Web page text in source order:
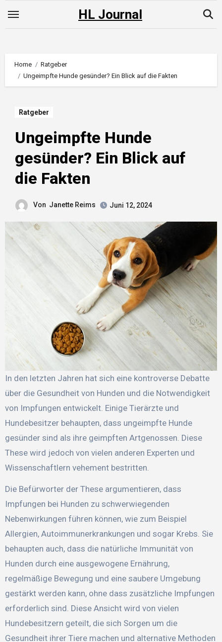
HL Journal
Home
Ratgeber
Ungeimpfte Hunde gesünder? Ein Blick auf die Fakten
Ratgeber
Ungeimpfte Hunde
gesünder? Ein Blick auf
die Fakten
Von Janette Reims Juni 12, 2024
In den letzten Jahren hat sich eine kontroverse Debatte
über die Gesundheit von Hunden und die Notwendigkeit
von Impfungen entwickelt. Einige Tierärzte und
Hundebesitzer behaupten, dass ungeimpfte Hunde
gesünder sind als ihre geimpften Artgenossen. Diese
These wird jedoch von vielen anderen Experten und
Wissenschaftlern vehement bestritten.
Die Befürworter der These argumentieren, dass
Impfungen bei Hunden zu schwerwiegenden
Nebenwirkungen führen können, wie zum Beispiel
Allergien, Autoimmunerkrankungen und sogar Krebs. Sie
behaupten auch, dass die natürliche Immunität von
Hunden durch eine ausgewogene Ernährung,
regelmäßige Bewegung und eine saubere Umgebung
gestärkt werden kann, ohne dass zusätzliche Impfungen
erforderlich sind. Diese Ansicht wird von vielen
Hundebesitzern geteilt, die sich Sorgen um die
Gesundheit ihrer Tiere machen und alternative Methoden